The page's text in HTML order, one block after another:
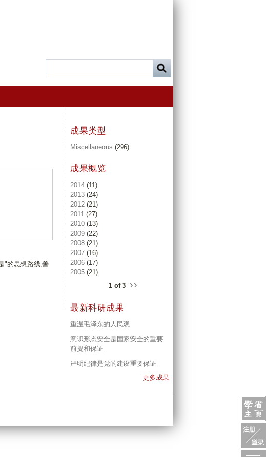
"的思想路线,善
成果类型
Miscellaneous (296)
成果概览
2014 (11)
2013 (24)
2012 (21)
2011 (27)
2010 (13)
2009 (22)
2008 (21)
2007 (16)
2006 (17)
2005 (21)
1 of 3 ››
最新科研成果
重温毛泽东的人民观
意识形态安全是国家安全的重要
前提和保证
严明纪律是党的建设重要保证
更多成果